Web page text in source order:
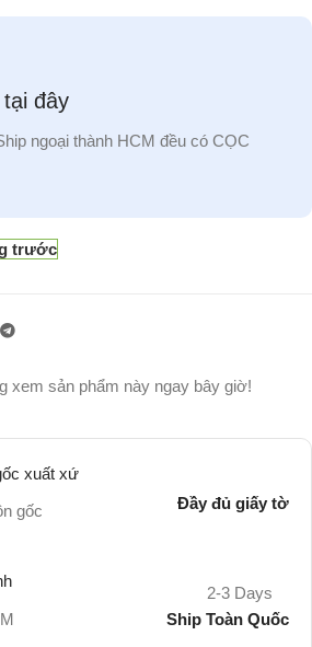
đây
ngoại thành HCM đều có CỌC
trước
xem sản phẩm này ngay bây giờ!
xuất xứ
gốc
Đầy đủ giấy tờ
2-3 Days
Ship Toàn Quốc